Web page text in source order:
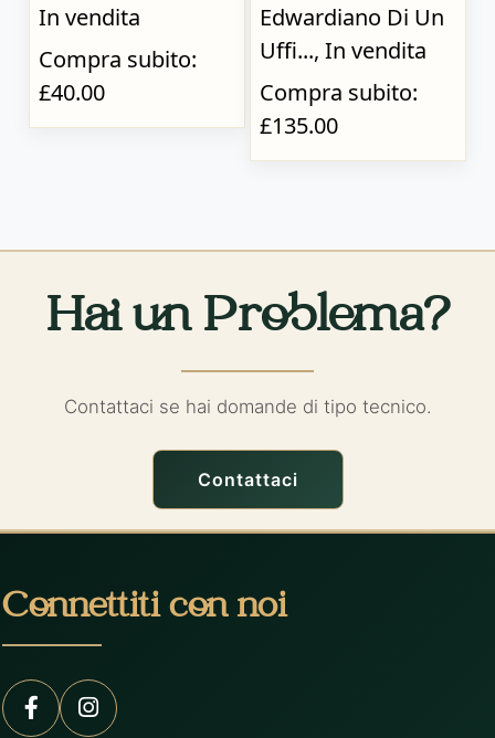
In vendita
Compra subito:
£40.00
Edwardiano Di Un
Uffi..., In vendita
Compra subito:
£135.00
Hai un Problema?
Contattaci se hai domande di tipo tecnico.
Contattaci
Connettiti con noi